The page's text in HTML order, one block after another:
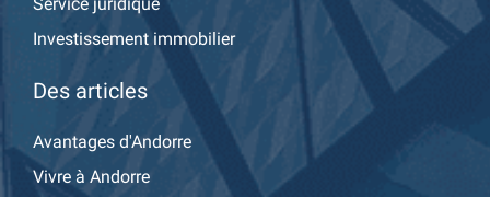
Investissement immobilier
Des articles
Avantages d'Andorre
Vivre à Andorre